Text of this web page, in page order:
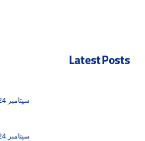
Latest Posts
سپتامبر 24, 2025
سپتامبر 24, 2025